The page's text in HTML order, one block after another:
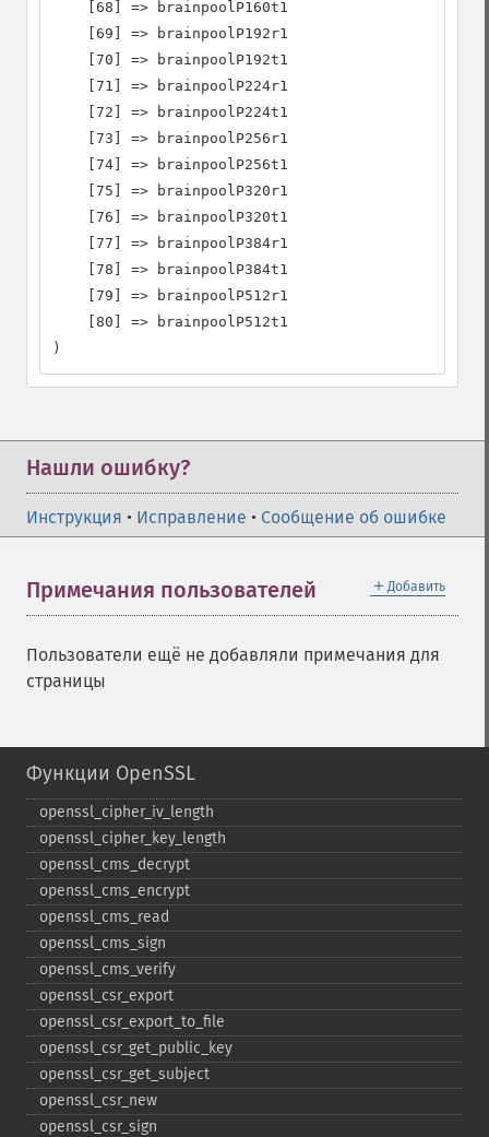
    [68] => brainpoolP160t1
    [69] => brainpoolP192r1
    [70] => brainpoolP192t1
    [71] => brainpoolP224r1
    [72] => brainpoolP224t1
    [73] => brainpoolP256r1
    [74] => brainpoolP256t1
    [75] => brainpoolP320r1
    [76] => brainpoolP320t1
    [77] => brainpoolP384r1
    [78] => brainpoolP384t1
    [79] => brainpoolP512r1
    [80] => brainpoolP512t1
)
Нашли ошибку?
Инструкция • Исправление • Сообщение об ошибке
＋ Добавить
Примечания пользователей
Пользователи ещё не добавляли примечания для
страницы
Функции OpenSSL
openssl_​cipher_​iv_​length
openssl_​cipher_​key_​length
openssl_​cms_​decrypt
openssl_​cms_​encrypt
openssl_​cms_​read
openssl_​cms_​sign
openssl_​cms_​verify
openssl_​csr_​export
openssl_​csr_​export_​to_​file
openssl_​csr_​get_​public_​key
openssl_​csr_​get_​subject
openssl_​csr_​new
openssl_​csr_​sign